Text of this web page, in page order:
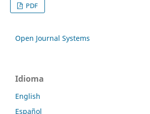
PDF
Open Journal Systems
Idioma
English
Español